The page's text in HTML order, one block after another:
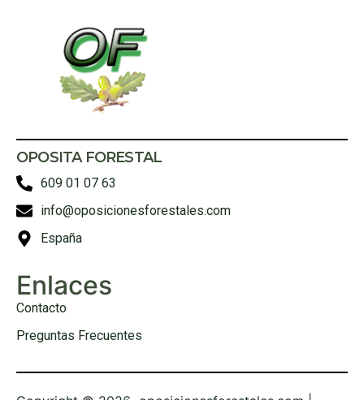
OPOSITA FORESTAL
609 01 07 63
info@oposicionesforestales.com
España
Enlaces
Contacto
Preguntas Frecuentes